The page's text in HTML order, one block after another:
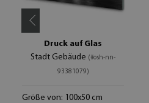
Druck auf Glas
Stadt Gebäude (#osh-nn-
93381079)
Größe von: 100x50 cm